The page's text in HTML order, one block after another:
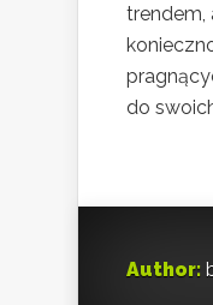
trendem,
do
Author: